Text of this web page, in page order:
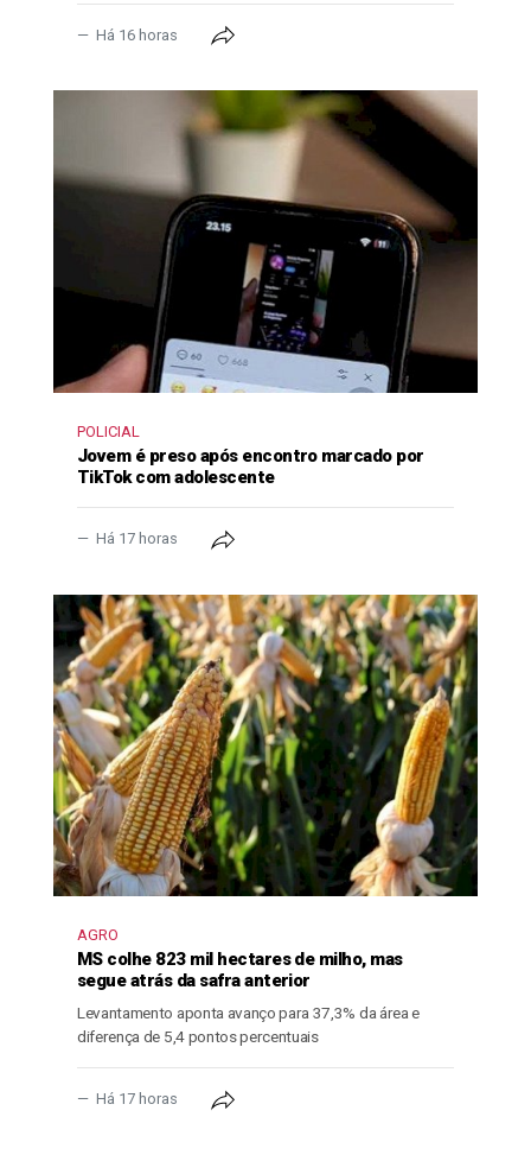
Há 16 horas
POLICIAL
Jovem é preso após encontro marcado por
TikTok com adolescente
Há 17 horas
AGRO
MS colhe 823 mil hectares de milho, mas
segue atrás da safra anterior
Levantamento aponta avanço para 37,3% da área e
diferença de 5,4 pontos percentuais
Há 17 horas